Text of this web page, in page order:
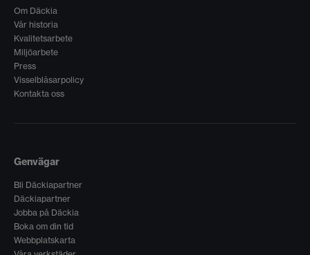
Om Däckia
Vår historia
Kvalitetsarbete
Miljöarbete
Press
Visselblåsarpolicy
Kontakta oss
Genvägar
Bli Däckiapartner
Däckiapartner
Jobba på Däckia
Boka om din tid
Webbplatskarta